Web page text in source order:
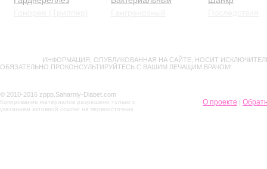
ИНФОРМАЦИЯ, ОПУБЛИКОВАННАЯ НА САЙТЕ, НОСИТ
ОБЯЗАТЕЛЬНО ПРОКОНСУЛЬТИРУЙТЕСЬ С ВАШИМ ЛЕЧАЩИМ ВРАЧОМ!
© 2010-2016 zppp.Saharniy-Diabet.com
Копирование материалов разрешено только с
указанием активной ссылки на первоисточник
О проекте |